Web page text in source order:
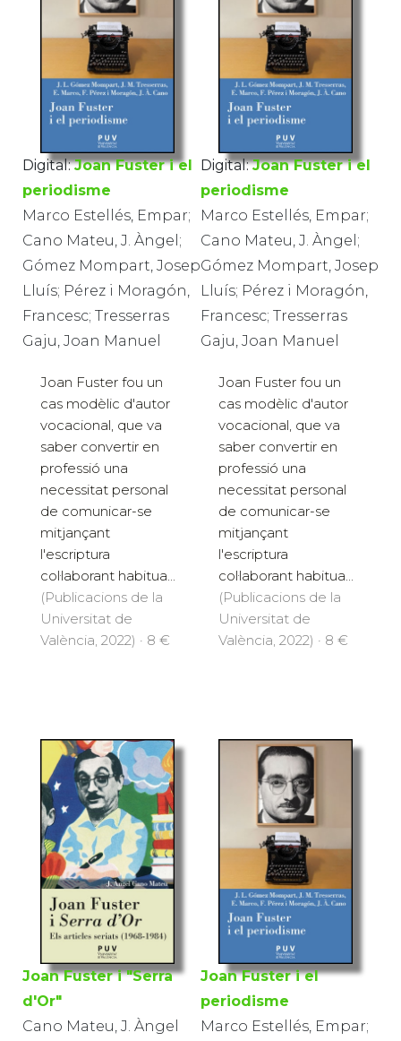
Digital: Joan Fuster i el
periodisme
Marco Estellés, Empar;
Cano Mateu, J. Àngel;
Gómez Mompart, Josep
Lluís; Pérez i Moragón,
Francesc; Tresserras
Gaju, Joan Manuel
Joan Fuster fou un
cas modèlic d'autor
vocacional, que va
saber convertir en
professió una
necessitat personal
de comunicar-se
mitjançant
l'escriptura
col·laborant habitua...
(Publicacions de la
Universitat de
València, 2022) · 8 €
Digital: Joan Fuster i el
periodisme
Marco Estellés, Empar;
Cano Mateu, J. Àngel;
Gómez Mompart, Josep
Lluís; Pérez i Moragón,
Francesc; Tresserras
Gaju, Joan Manuel
Joan Fuster fou un
cas modèlic d'autor
vocacional, que va
saber convertir en
professió una
necessitat personal
de comunicar-se
mitjançant
l'escriptura
col·laborant habitua...
(Publicacions de la
Universitat de
València, 2022) · 8 €
Joan Fuster i "Serra
d'Or"
Cano Mateu, J. Àngel
Joan Fuster i el
periodisme
Marco Estellés, Empar;